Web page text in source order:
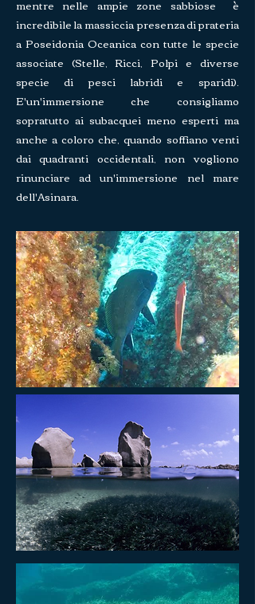
mentre nelle ampie zone sabbiose è
incredibile la massiccia presenza di prateria
a Poseidonia Oceanica con tutte le specie
associate (Stelle, Ricci, Polpi e diverse
specie di pesci labridie sparidi).
E'un'immersione che consigliamo
sopratutto ai subacquei meno esperti ma
anchea coloro che, quando soffiano venti
dai quadranti occidentali, non vogliono
rinunciaread un'immersione nel mare
dell'Asinara.